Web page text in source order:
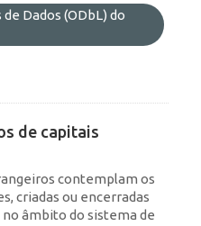
Dados (ODbL) do
de capitais
contemplam os
criadas ou encerradas
âmbito do sistema de